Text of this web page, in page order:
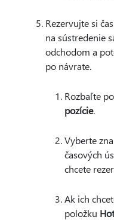
Rezervujte si
na sústredenie
odchodom a
po návrate.
Rozbaľte
pozície.
Vyberte
časových
chcete
Ak ich
položku